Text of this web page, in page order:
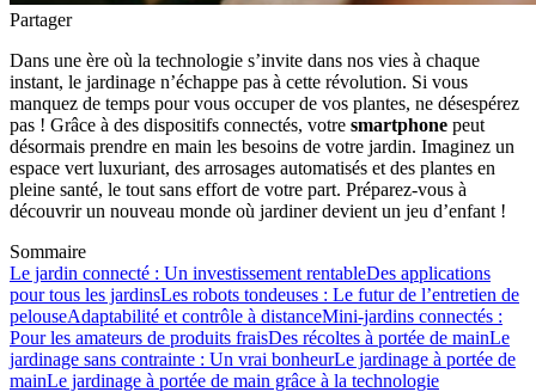
Partager
Dans une ère où la technologie s’invite dans nos vies à chaque
instant, le jardinage n’échappe pas à cette révolution. Si vous
manquez de temps pour vous occuper de vos plantes, ne désespérez
pas ! Grâce à des dispositifs connectés, votre smartphone peut
désormais prendre en main les besoins de votre jardin. Imaginez un
espace vert luxuriant, des arrosages automatisés et des plantes en
pleine santé, le tout sans effort de votre part. Préparez-vous à
découvrir un nouveau monde où jardiner devient un jeu d’enfant !
Sommaire
Le jardin connecté : Un investissement rentableDes applications
pour tous les jardinsLes robots tondeuses : Le futur de l’entretien de
pelouseAdaptabilité et contrôle à distanceMini-jardins connectés :
Pour les amateurs de produits fraisDes récoltes à portée de mainLe
jardinage sans contrainte : Un vrai bonheurLe jardinage à portée de
mainLe jardinage à portée de main grâce à la technologie